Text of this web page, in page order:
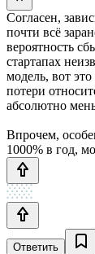
Согласен,
почти всё
вероятность
стартапах
модель, вот
потери
абсолютно
Впрочем,
1000% в год,
Ответить